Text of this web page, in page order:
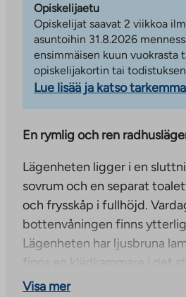
Opiskelijaetu
Opiskelijat saavat 2 viikkoa
asuntoihin 31.8.2026
ensimmäisen kuun vuokrasta
opiskelijakortin tai
Lue lisää ja katso
En rymlig och ren
Lägenheten ligger i en
sovrum och en separat
och frysskåp i fullhöjd.
bottenvåningen finns
Lägenheten har ljusbruna
finns en klädkammare i det
kylförrådet ligger precis intill
Visa mer